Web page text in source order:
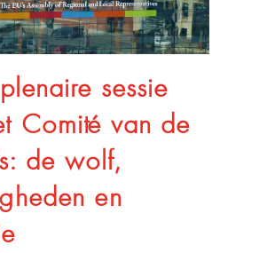
sessie
Comité van de
de wolf,
en